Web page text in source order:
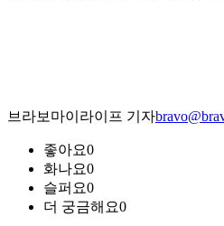
브라보마이라이프 기자
좋아요0
화나요0
슬퍼요0
더 궁금해요0